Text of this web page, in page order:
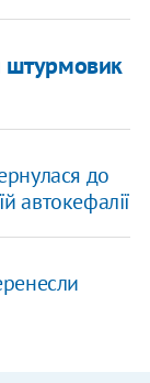
штурмовик
до
автокефалії